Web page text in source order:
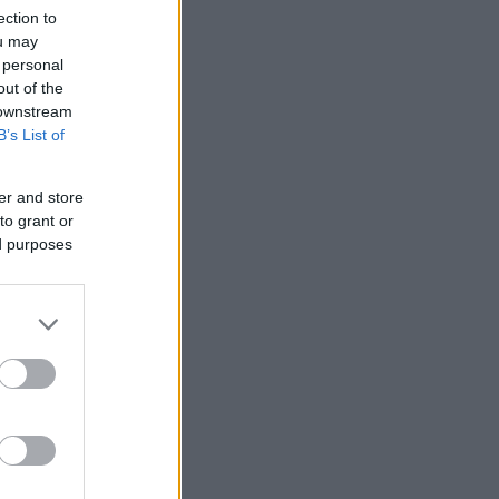
to
may
of the
List of
and store
grant or
purposes